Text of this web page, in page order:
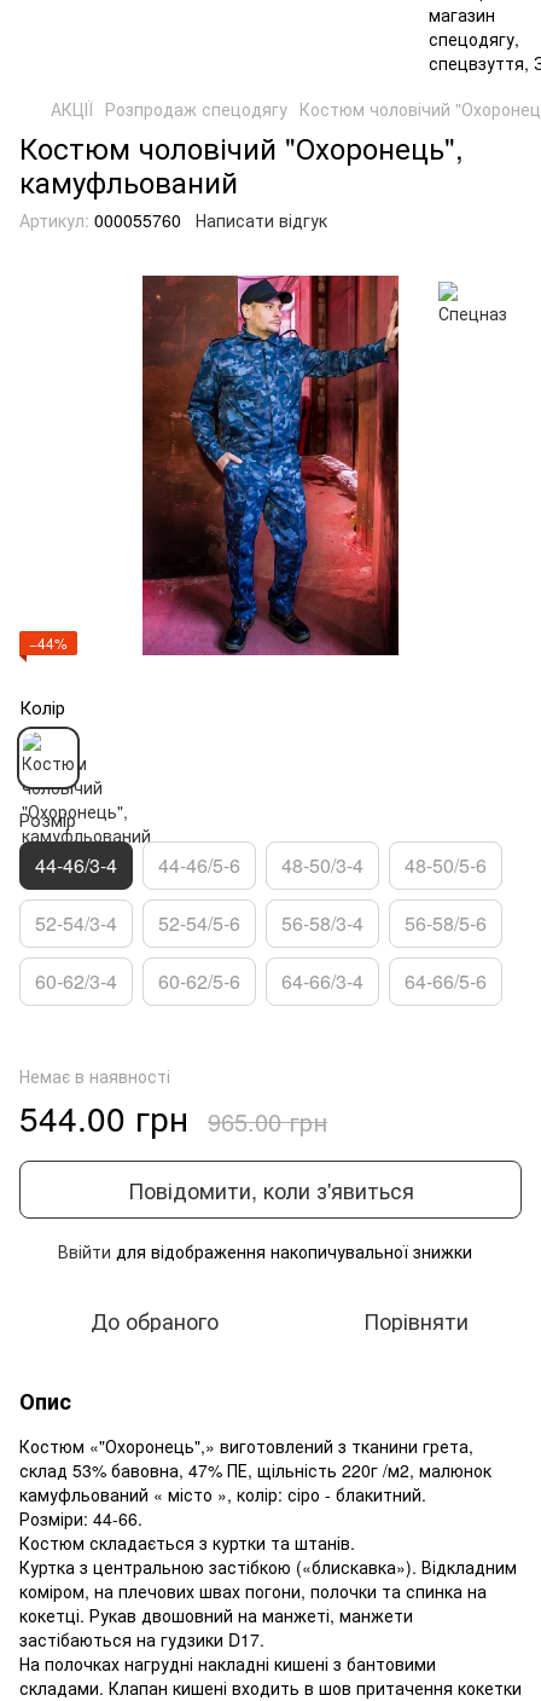
АКЦІЇ Розпродаж спецодягу Костюм чоловічий
Костюм чоловічий "Охоронець",
камуфльований
Артикул: 000055760 Написати відгук
−44%
Колір
Розмір
44-46/3-4 44-46/5-6 48-50/3-4 48-50/5-6
52-54/3-4 52-54/5-6 56-58/3-4 56-58/5-6
60-62/3-4 60-62/5-6 64-66/3-4 64-66/5-6
Немає в наявності
544.00 грн 965.00 грн
Повідомити, коли з'явиться
Ввійти для відображення накопичувальної знижки
До обраного Порівняти
Опис
Костюм «"Охоронець",» виготовлений з тканини грета,
склад 53% бавовна, 47% ПЕ, щільність 220г /м2, малюнок
камуфльований « місто », колір: сіро - блакитний.
Розміри: 44-66.
Костюм складається з куртки та штанів.
Куртка з центральною застібкою («блискавка»). Відкладним
коміром, на плечових швах погони, полочки та спинка на
кокетці. Рукав двошовний на манжеті, манжети
застібаються на гудзики D17.
На полочках нагрудні накладні кишені з бантовими
складами. Клапан кишені входить в шов притачення кокетки